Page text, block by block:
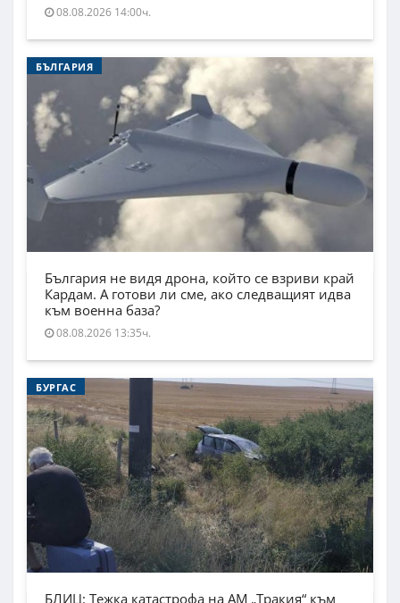
08.08.2026 14:00ч.
БЪЛГАРИЯ
България не видя дрона, който се взриви край
Кардам. А готови ли сме, ако следващият идва
към военна база?
08.08.2026 13:35ч.
БУРГАС
БЛИЦ: Тежка катастрофа на АМ „Тракия“ към